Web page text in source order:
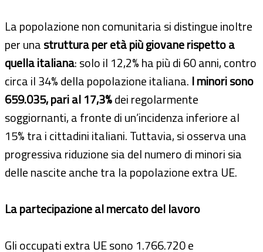
La popolazione non comunitaria si distingue inoltre
per unastruttura per età più giovane rispetto a
quella italiana: solo il 12,2% ha più di 60 anni, contro
circa il 34% della popolazione italiana. I minori sono
659.035, pari al 17,3%dei regolarmente
soggiornanti, a fronte di un’incidenza inferiore al
15% tra i cittadini italiani. Tuttavia, si osserva una
progressiva riduzione sia del numero di minori sia
delle nascite anche tra la popolazione extra UE.
La partecipazione al mercato del lavoro
Gli occupati extra UE sono 1.766.720 e